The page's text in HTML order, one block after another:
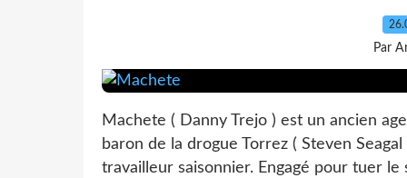
Par
Machete ( Danny Trejo ) est un ancien
baron de la drogue Torrez ( Steven
travailleur saisonnier. Engagé pour tuer